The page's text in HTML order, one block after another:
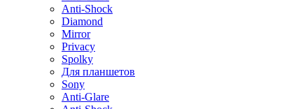
Anti-Shock
Diamond
Mirror
Privacy
Spolky
Для планшетов
Sony
Anti-Glare